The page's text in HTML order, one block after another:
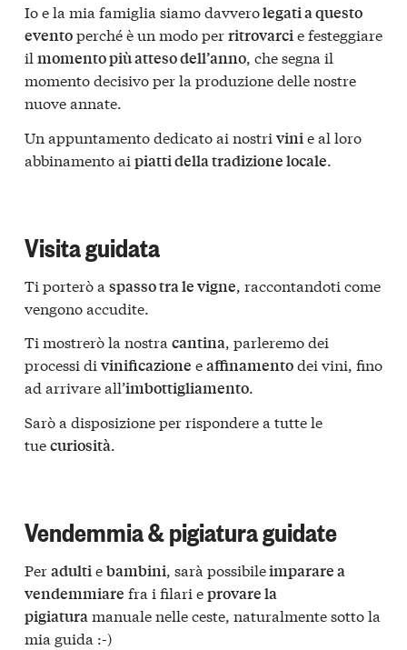
Io e la mia famiglia siamo davverolegati a questo
eventoperché è un modo perritrovarcie festeggiare
il momento più atteso dell’anno, che segna il
momento decisivo per la produzione delle nostre
nuove annate.
Un appuntamento dedicato ai nostri vinie al loro
abbinamento ai piatti della tradizione locale.
Visita guidata
Ti porterò a spasso tra le vigne, raccontandoti come
vengono accudite.
Ti mostrerò la nostra cantina, parleremo dei
processi di vinificazione eaffinamentodei vini, fino
ad arrivare all’imbottigliamento.
Sarò a disposizione per rispondere a tutte le
tuecuriosità.
Vendemmia & pigiatura guidate
Peradultiebambini, sarà possibileimparare a
vendemmiare fra i filari eprovare la
pigiaturamanuale nelle ceste, naturalmente sotto la
mia guida :-)